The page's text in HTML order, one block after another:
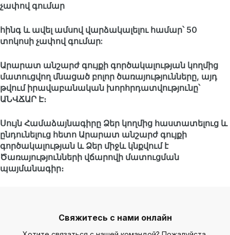
չափով գումար
հինգ և ավել ամսով վարձակալելու համար՝ 50
տոկոսի չափով գումար:
Արարատ անշարժ գույքի գործակալության կողմից
մատուցվող մնացած բոլոր ծառայությունները, այդ
թվում իրավաբանական խորհրդատվությունը՝
ԱՆՎՃԱՐ Է։
Սույն Համաձայնագիրը Ձեր կողմից հաստատելուց և
ընդունելուց հետո Արարատ անշարժ գույքի
գործակալության և Ձեր միջև կնքվում է
Ծառայությունների վճարովի մատուցման
պայմանագիր։
Свяжитесь с нами онлайн